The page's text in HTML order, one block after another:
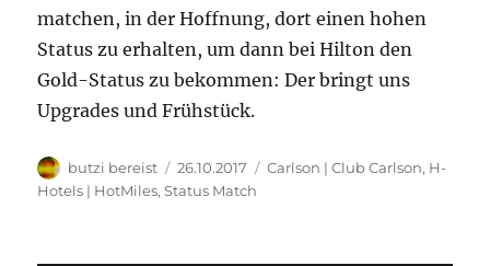
matchen, in der Hoffnung, dort einen hohen
Status zu erhalten, um dann bei Hilton den
Gold-Status zu bekommen: Der bringt uns
Upgrades und Frühstück.
Autor
butzi bereist
Veröffentlicht
am
26.10.2017 Kategorien
Carlson | Club Carlson, H-
Hotels | HotMiles,Status Match